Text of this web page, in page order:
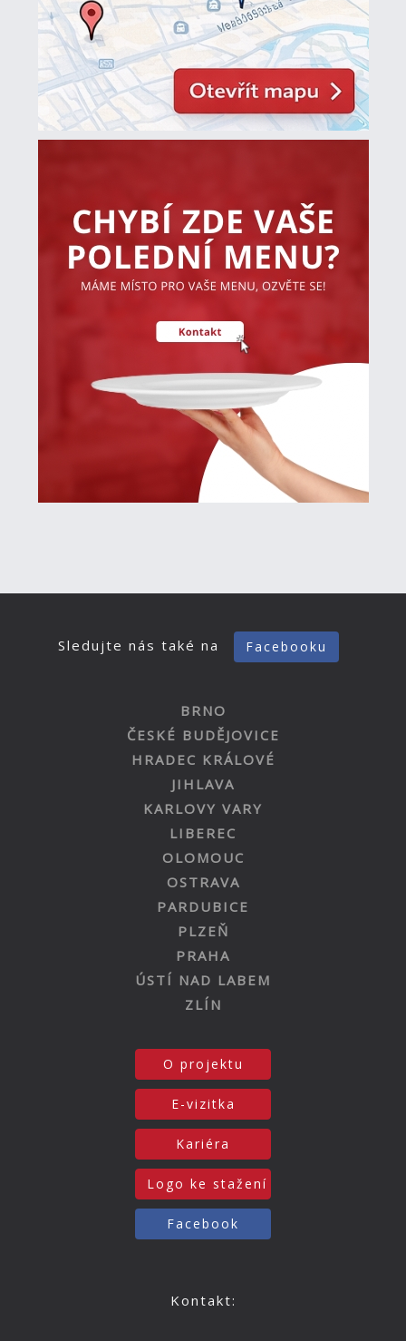
Sledujte nás také na Facebooku
BRNO
ČESKÉ BUDĚJOVICE
HRADEC KRÁLOVÉ
JIHLAVA
KARLOVY VARY
LIBEREC
OLOMOUC
OSTRAVA
PARDUBICE
PLZEŇ
PRAHA
ÚSTÍ NAD LABEM
ZLÍN
O projektu
E-vizitka
Kariéra
Logo ke stažení
Facebook
Kontakt: